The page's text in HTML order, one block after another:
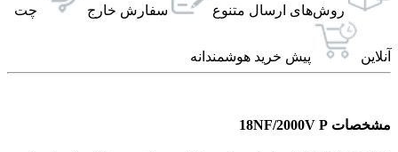
روش‌های ارسال‌ متنوع سفارش خارج چت
آنلاین پیش خرید هوشمندانه
مشخصات 18NF/2000V P